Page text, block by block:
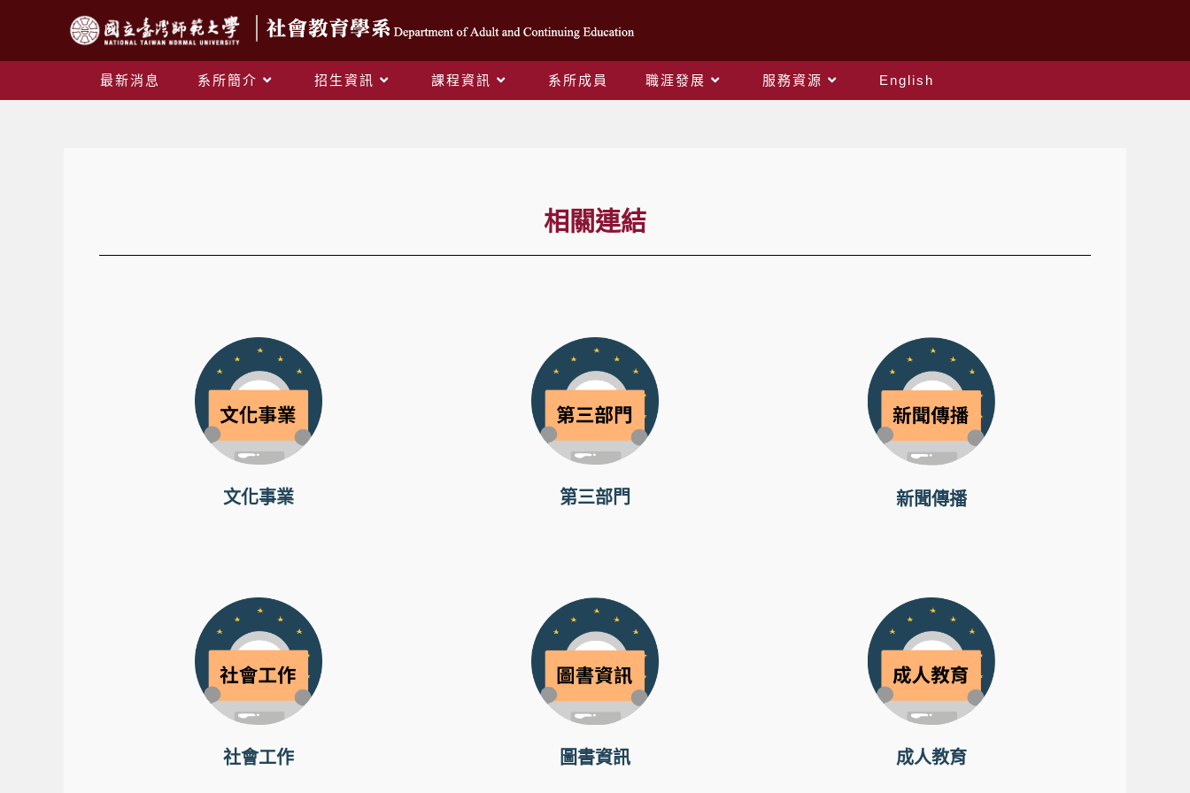
最新消息 系所簡介 招生資訊 課程資訊 系所成員 職涯發展 服務資源
English
相關連結
文化事業 第三部門 新聞傳播
社會工作 圖書資訊 成人教育